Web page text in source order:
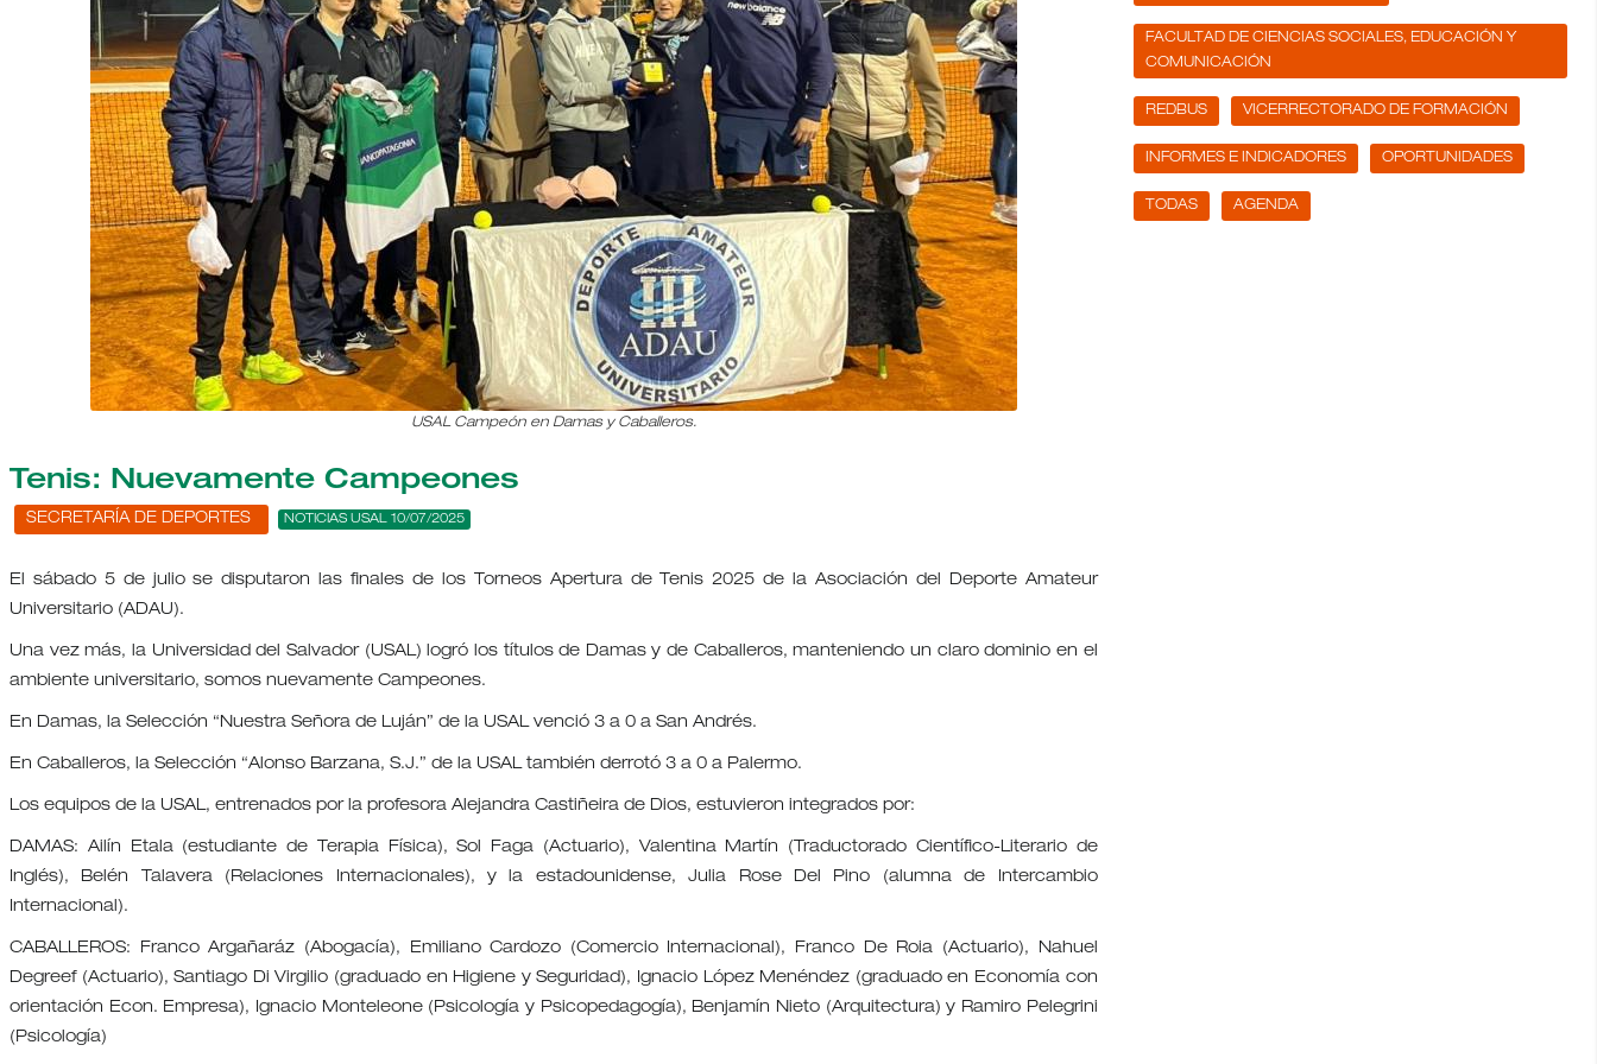
USAL Campeón en Damas y Caballeros.
Tenis: Nuevamente Campeones
SECRETARÍA DE DEPORTES NOTICIAS USAL 10/07/2025
El sábado 5 de julio se disputaron las finales de los Torneos Apertura de Tenis 2025 de la Asociación del Deporte Amateur
Universitario (ADAU).
Una vez más, la Universidad del Salvador (USAL) logró los títulos de Damas y de Caballeros, manteniendo un claro dominio en el
ambiente universitario, somos nuevamente Campeones.
En Damas, la Selección “Nuestra Señora de Luján” de la USAL venció 3 a 0 a San Andrés.
En Caballeros, la Selección “Alonso Barzana, S.J.” de la USAL también derrotó 3 a 0 a Palermo.
Los equipos de la USAL, entrenados por la profesora Alejandra Castiñeira de Dios, estuvieron integrados por:
DAMAS: Ailín Etala (estudiante de Terapia Física), Sol Faga (Actuario), Valentina Martín (Traductorado Científico-Literario de
Inglés), Belén Talavera (Relaciones Internacionales), y la estadounidense, Julia Rose Del Pino (alumna de Intercambio
Internacional).
CABALLEROS: Franco Argañaráz (Abogacía), Emiliano Cardozo (Comercio Internacional), Franco De Roia (Actuario), Nahuel
Degreef (Actuario), Santiago Di Virgilio (graduado en Higiene y Seguridad), Ignacio López Menéndez (graduado en Economía con
orientación Econ. Empresa), Ignacio Monteleone (Psicología y Psicopedagogía), Benjamín Nieto (Arquitectura) y Ramiro Pelegrini
(Psicología)
FACULTAD DE CIENCIAS SOCIALES, EDUCACIÓN Y
COMUNICACIÓN
REDBUS VICERRECTORADO DE FORMACIÓN
INFORMES E INDICADORES OPORTUNIDADES
TODAS AGENDA